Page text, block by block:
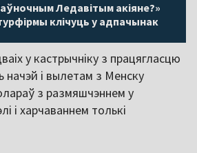
Ледавітым акіяне?»
клічуць у адпачынак
у кастрычніку з працягласцю
начэй і вылетам з Менску
з размяшчэннем у
і харчаваннем толькі